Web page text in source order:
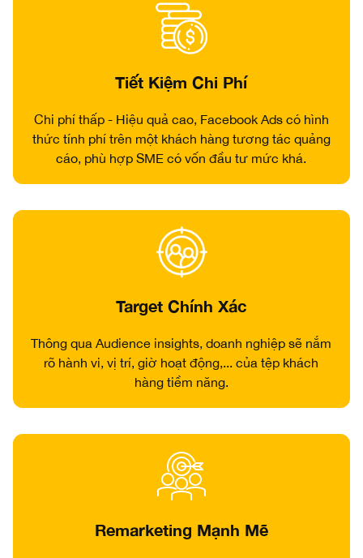
Tiết Kiệm Chi Phí
Chi phí thấp - Hiệu quả cao, Facebook Ads có hình
thức tính phí trên một khách hàng tương tác quảng
cáo, phù hợp SME có vốn đầu tư mức khá.
Target Chính Xác
Thông qua Audience insights, doanh nghiệp sẽ nắm
rõ hành vi, vị trí, giờ hoạt động,... của tệp khách
hàng tiềm năng.
Remarketing Mạnh Mẽ